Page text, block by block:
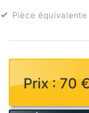
Pièce
Prix : 70